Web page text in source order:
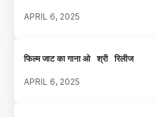
APRIL 6, 2025
फिल्म जाट का गाना ओ श्री रिलीज
APRIL 6, 2025